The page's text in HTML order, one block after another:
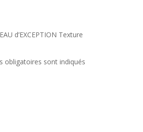
d’EXCEPTION Texture
obligatoires sont indiqués